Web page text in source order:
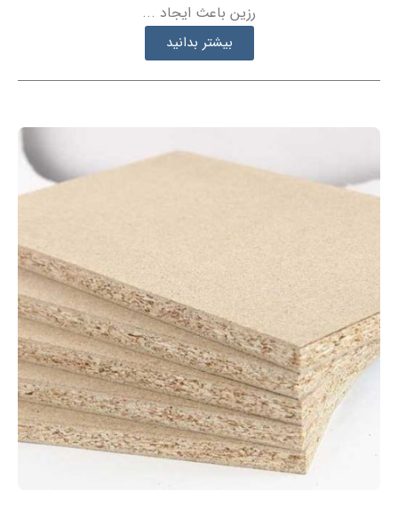
رزین باعث ایجاد ...
بیشتر بدانید